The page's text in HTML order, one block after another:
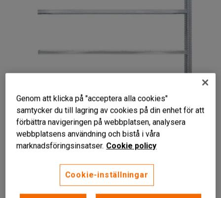
Klarar hög belastning
Fem justerbara hyllplan
Genom att klicka på "acceptera alla cookies"
samtycker du till lagring av cookies på din enhet för att
förbättra navigeringen på webbplatsen, analysera
webbplatsens användning och bistå i våra
marknadsföringsinsatser. Cookie policy
Cookie-inställningar